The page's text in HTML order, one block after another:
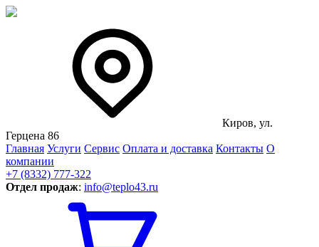
Киров, ул.
Герцена 86
Главная Услуги Сервис Оплата и доставка Контакты О
компании
+7 (8332) 777-322
Отдел продаж: info@teplo43.ru